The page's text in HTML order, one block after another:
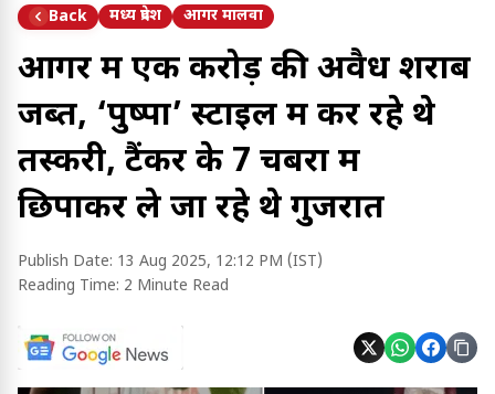
Back मध्य प्रदेश आगर मालवा
आगर में एक करोड़ की अवैध शराब
जब्त, ‘पुष्पा’ स्टाइल में कर रहे थे
तस्करी, टैंकर के 7 चेंबरों में
छिपाकर ले जा रहे थे गुजरात
Publish Date: 13 Aug 2025, 12:12 PM (IST)
Reading Time: 2 Minute Read